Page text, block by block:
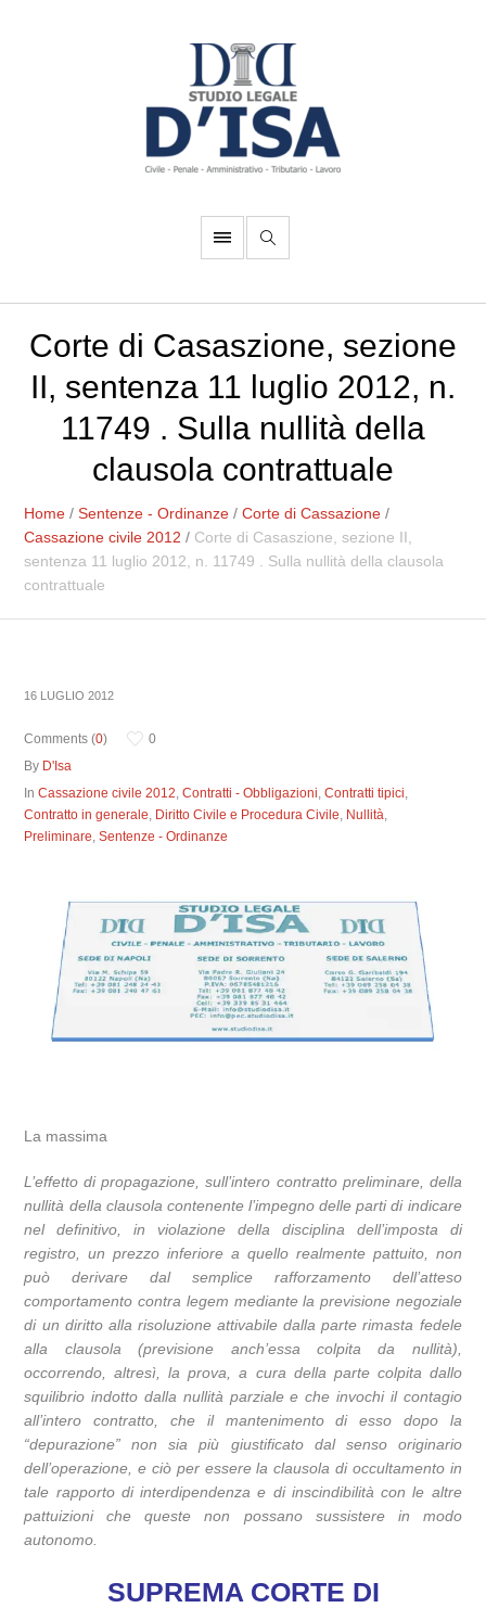
Corte di Casaszione, sezione
II, sentenza 11 luglio 2012, n.
11749 . Sulla nullità della
clausola contrattuale
Home /Sentenze - Ordinanze /Corte di Cassazione /
Cassazione civile 2012 / Corte di Casaszione, sezione II,
sentenza 11 luglio 2012, n. 11749 . Sulla nullità della clausola
contrattuale
16 LUGLIO 2012
Comments (0)
0
By D'Isa
InCassazione civile 2012,Contratti - Obbligazioni,Contratti tipici,
Contratto in generale, Diritto Civile e Procedura Civile, Nullità,
Preliminare,Sentenze - Ordinanze
La massima
L’effetto di propagazione, sull’intero contratto preliminare, della
nullità della clausola contenente l’impegno delle parti di indicare
nel definitivo, in violazione della disciplina dell’imposta di
registro, un prezzo inferiore a quello realmente pattuito, non
può derivare dal semplice rafforzamento dell’atteso
comportamento contra legem mediante la previsione negoziale
di un diritto alla risoluzione attivabile dalla parte rimasta fedele
alla clausola (previsione anch’essa colpita da nullità),
occorrendo, altresì, la prova, a cura della parte colpita dallo
squilibrio indotto dalla nullità parziale e che invochi il contagio
all’intero contratto, che il mantenimento di esso dopo la
“depurazione” non sia più giustificato dal senso originario
dell’operazione, e ciò per essere la clausola di occultamento in
tale rapporto di interdipendenza e di inscindibilità con le altre
pattuizioni che queste non possano sussistere in modo
autonomo.
SUPREMA CORTE DI